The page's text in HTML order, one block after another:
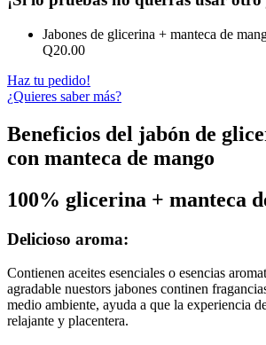
Jabones de glicerina + manteca de
Q20.00
Haz tu pedido!
¿Quieres saber más?
Beneficios del jabón de
con manteca de mango
100% glicerina + manteca
Delicioso aroma:
Contienen aceites esenciales o esencias
agradable nuestors jabones continen
medio ambiente, ayuda a que la experiencia
relajante y placentera.